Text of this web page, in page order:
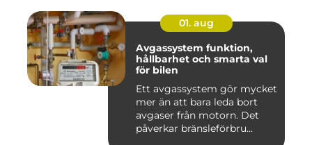
01. aug
Avgassystem funktion,
hållbarhet och smarta val
för bilen
Ett avgassystem gör mycket
mer än att bara leda bort
avgaser från motorn. Det
påverkar bränsleförbru...